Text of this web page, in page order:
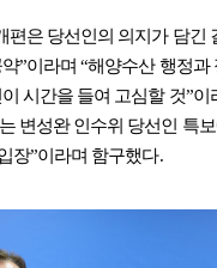
편은 당선인의 의지가 담긴
”이라며 “해양수산 행정과
시간을 들여 고심할 것”이
변성완 인수위 당선인 특
장”이라며 함구했다.